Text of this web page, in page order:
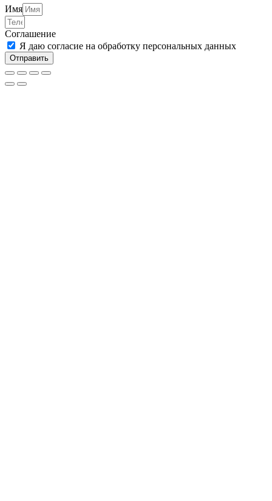
Имя
Соглашение
Я даю согласие на обработку персональных данных
Отправить